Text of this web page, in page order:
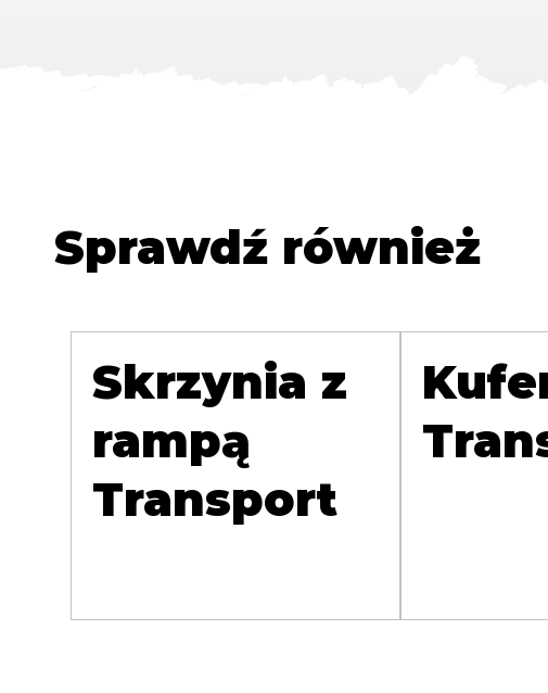
Sprawdź również
Skrzynia z
rampą
Transport